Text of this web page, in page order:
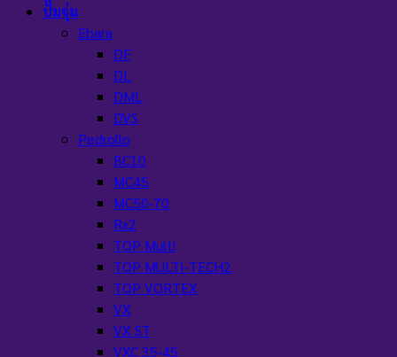
ปั๊มจุ่ม
Ebara
DF
DL
DML
DVS
Pedrollo
BC10
MC45
MC50-70
Rx2
TOP Multi
TOP MULTI-TECH2
TOP VORTEX
VX
VX ST
VXC 35-45